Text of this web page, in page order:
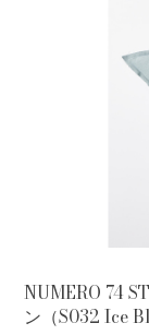
NUMERO 74
ン（S032 Ice